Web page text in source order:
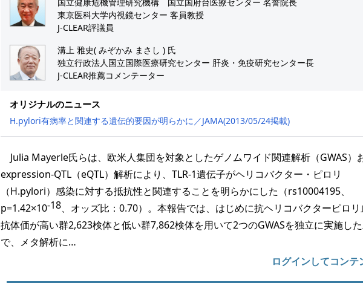
東京医科大学内視鏡センター 客員教授
J-CLEAR評議員
溝上 雅史( みぞかみ まさし ) 氏
独立行政法人国立国際医療研究センター 肝炎・免疫研究センター長
J-CLEAR推薦コメンテーター
オリジナルのニュース
H.pylori有病率と関連する遺伝的要因が明らかに／JAMA(2013/05/24掲載)
Julia Mayerle氏らは、欧米人集団を対象としたゲノムワイド関連解析（GWAS）
expression-QTL（eQTL）解析により、TLR-1遺伝子がヘリコバクター・ピロリ
（H.pylori）感染に対する抵抗性と関連することを明らかにした（rs10004195、
p=1.42×10-18、オッズ比：0.70）。本報告では、はじめに抗ヘリコバクターピロ
抗体価が高い群2,623検体と低い群7,862検体を用いて2つのGWASを独立に実施し
で、メタ解析に…
ログインしてコンテ